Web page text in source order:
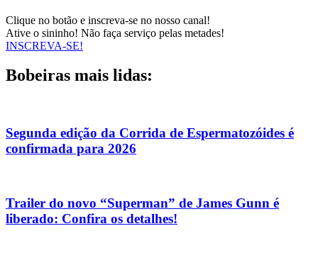
Clique no botão e inscreva-se no nosso canal!
Ative o sininho! Não faça serviço pelas metades!
INSCREVA-SE!
Bobeiras mais lidas:
Segunda edição da Corrida de Espermatozóides é
confirmada para 2026
Trailer do novo “Superman” de James Gunn é
liberado: Confira os detalhes!